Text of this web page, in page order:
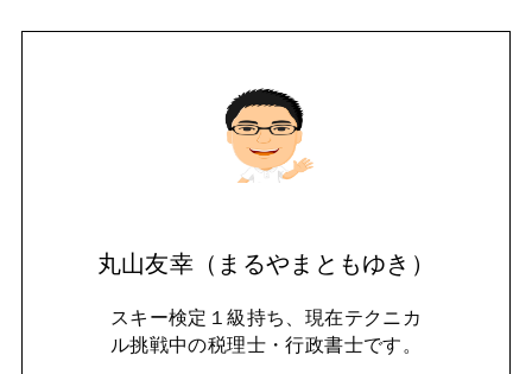
丸山友幸（まるやまともゆき）
スキー検定１級持ち、現在テクニカ
ル挑戦中の税理士・行政書士です。